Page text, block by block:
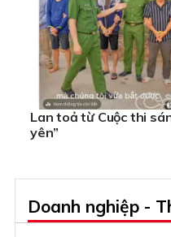
Lan toả từ Cuộc thi
yên”
Doanh nghiệp -